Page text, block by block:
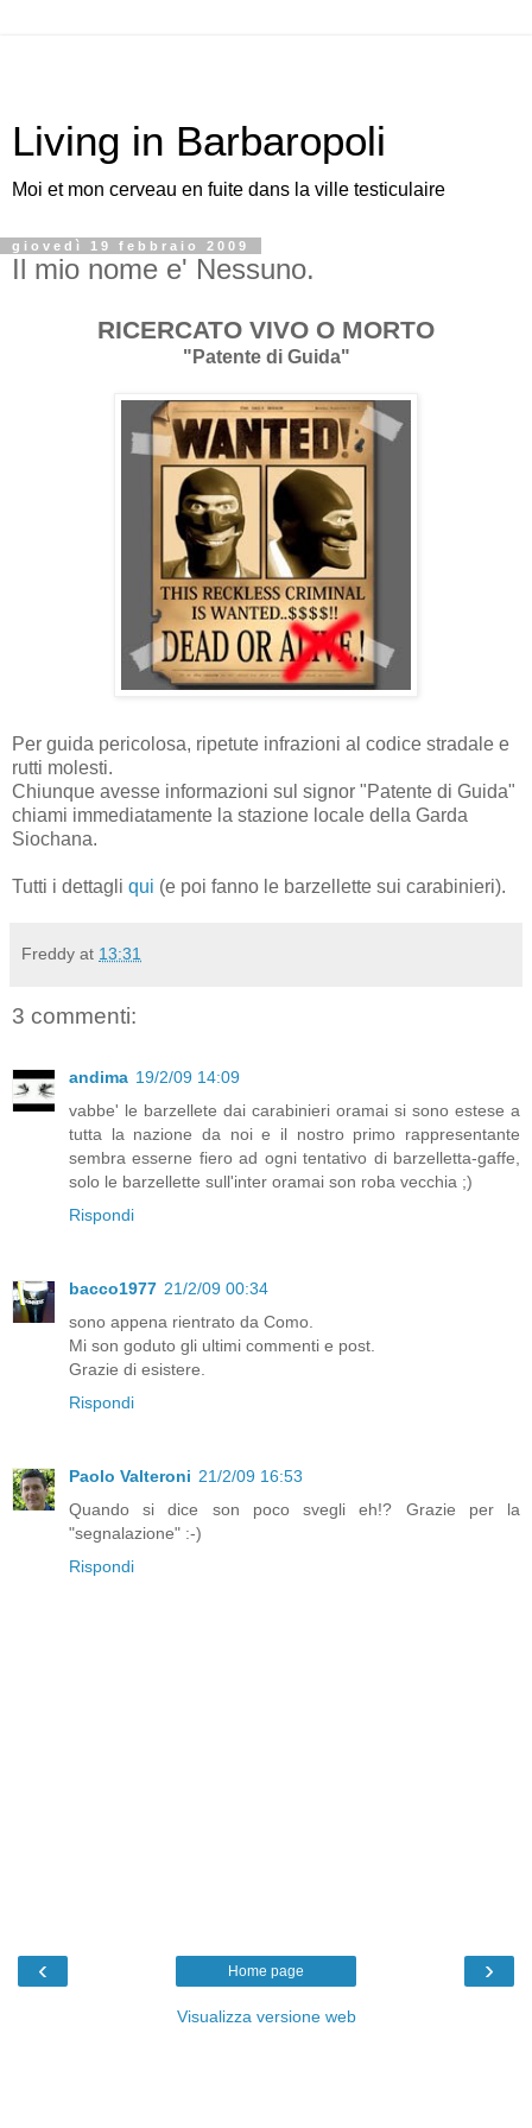
Living in Barbaropoli
Moi et mon cerveau en fuite dans la ville testiculaire
giovedì 19 febbraio 2009
Il mio nome e' Nessuno.
RICERCATO VIVO O MORTO
"Patente di Guida"
Per guida pericolosa, ripetute infrazioni al codice stradale e
rutti molesti.
Chiunque avesse informazioni sul signor "Patente di Guida"
chiami immediatamente la stazione locale della Garda
Siochana.
Tutti i dettagli qui (e poi fanno le barzellette sui carabinieri).
Freddy at 13:31
3 commenti:
andima 19/2/09 14:09
vabbe' le barzellete dai carabinieri oramai si sono estese a
tutta la nazione da noi e il nostro primo rappresentante
sembra esserne fiero ad ogni tentativo di barzelletta-gaffe,
solo le barzellette sull'inter oramai son roba vecchia ;)
Rispondi
bacco1977 21/2/09 00:34
sono appena rientrato da Como.
Mi son goduto gli ultimi commenti e post.
Grazie di esistere.
Rispondi
Paolo Valteroni 21/2/09 16:53
Quando si dice son poco svegli eh!? Grazie per la
"segnalazione" :-)
Rispondi
‹ ›
Home page
Visualizza versione web